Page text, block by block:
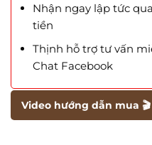
Nhận ngay lập tức
tiền
Thịnh hỗ trợ tư vấn
Chat Facebook
Video hướng dẫn mua 🎬